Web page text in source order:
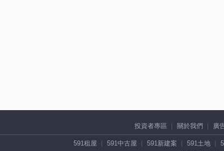
投資者專區 關於我們 廣
591租屋 591中古屋 591新建案 591土地